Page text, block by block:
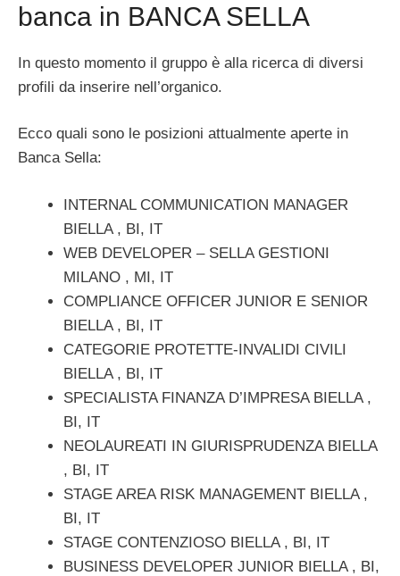
banca in BANCA SELLA
In questo momento il gruppo è alla ricerca di diversi
profili da inserire nell’organico.
Ecco quali sono le posizioni attualmente aperte in
Banca Sella:
INTERNAL COMMUNICATION MANAGER
BIELLA , BI, IT
WEB DEVELOPER – SELLA GESTIONI
MILANO , MI, IT
COMPLIANCE OFFICER JUNIOR E SENIOR
BIELLA , BI, IT
CATEGORIE PROTETTE-INVALIDI CIVILI
BIELLA , BI, IT
SPECIALISTA FINANZA D’IMPRESA BIELLA ,
BI, IT
NEOLAUREATI IN GIURISPRUDENZA BIELLA
, BI, IT
STAGE AREA RISK MANAGEMENT BIELLA ,
BI, IT
STAGE CONTENZIOSO BIELLA , BI, IT
BUSINESS DEVELOPER JUNIOR BIELLA , BI,